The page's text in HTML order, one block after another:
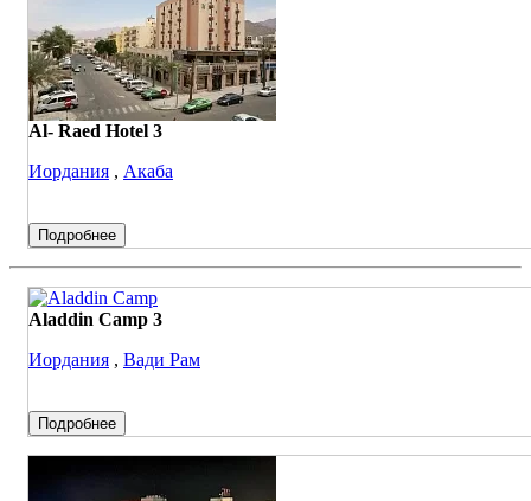
Al- Raed Hotel 3
Иордания , Акаба
Подробнее
Aladdin Camp 3
Иордания , Вади Рам
Подробнее